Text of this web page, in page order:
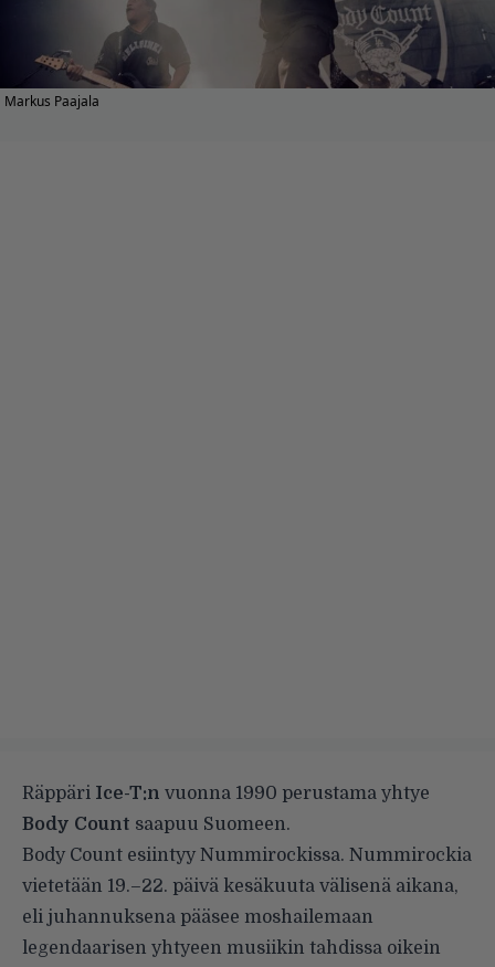
Markus Paajala
Räppäri Ice-T:n vuonna 1990 perustama yhtye
Body Count saapuu Suomeen.
Body Count esiintyy Nummirockissa. Nummirockia
vietetään 19.–22. päivä kesäkuuta välisenä aikana,
eli juhannuksena pääsee moshailemaan
legendaarisen yhtyeen musiikin tahdissa oikein